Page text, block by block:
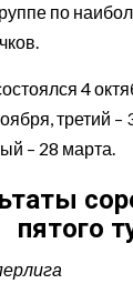
по
4
третий
– 28 марта.
пятого